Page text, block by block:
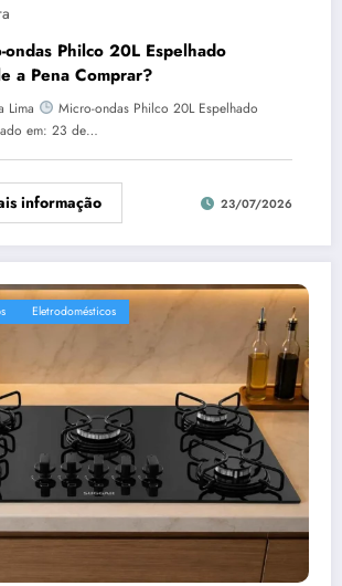
ondas Philco 20L Espelhado
a Pena Comprar?
Lima
Micro-ondas Philco 20L Espelhado
em: 23 de…
informação 23/07/2026
Eletrodomésticos